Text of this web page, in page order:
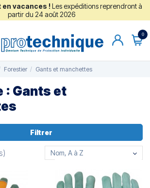
vacances !Les expéditions reprendront à
partir du 24 août 2026
0
Forestier Gants et manchettes
: Gants et
Filtrer
Nom, A à Z